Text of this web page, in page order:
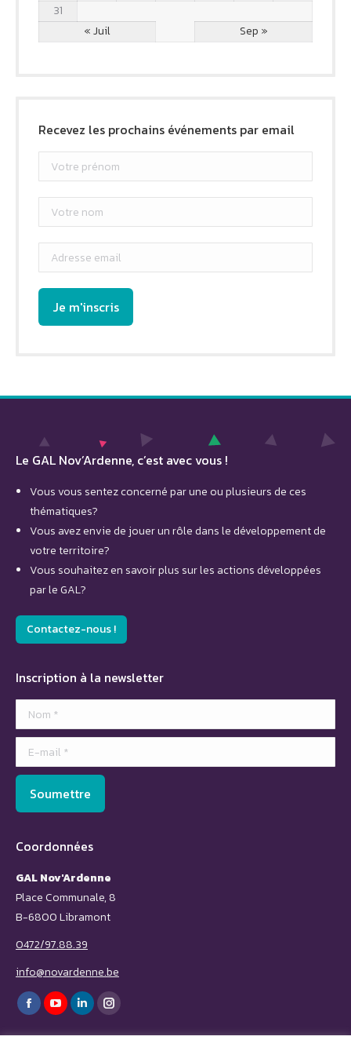
31
« Juil
Sep »
Recevez les prochains événements par email
Le GAL Nov’Ardenne, c’est avec vous !
Vous vous sentez concerné par une ou plusieurs de ces
thématiques?
Vous avez envie de jouer un rôle dans le développement de
votre territoire?
Vous souhaitez en savoir plus sur les actions développées
par le GAL?
Contactez-nous !
Inscription à la newsletter
Nom *
E-mail *
Soumettre
Coordonnées
GAL Nov'Ardenne
Place Communale, 8
B-6800 Libramont
0472/97.88.39
info@novardenne.be
Trouvez nous sur :
Facebook
page
YouTube
page
LinkedIn
page
Instagram
page